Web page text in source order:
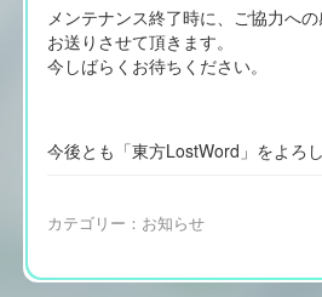
メンテナンス終了時に、ご協力へ
お送りさせて頂きます。
今しばらくお待ちください。
今後とも「東方LostWord」をよろ
カテゴリー： お知らせ